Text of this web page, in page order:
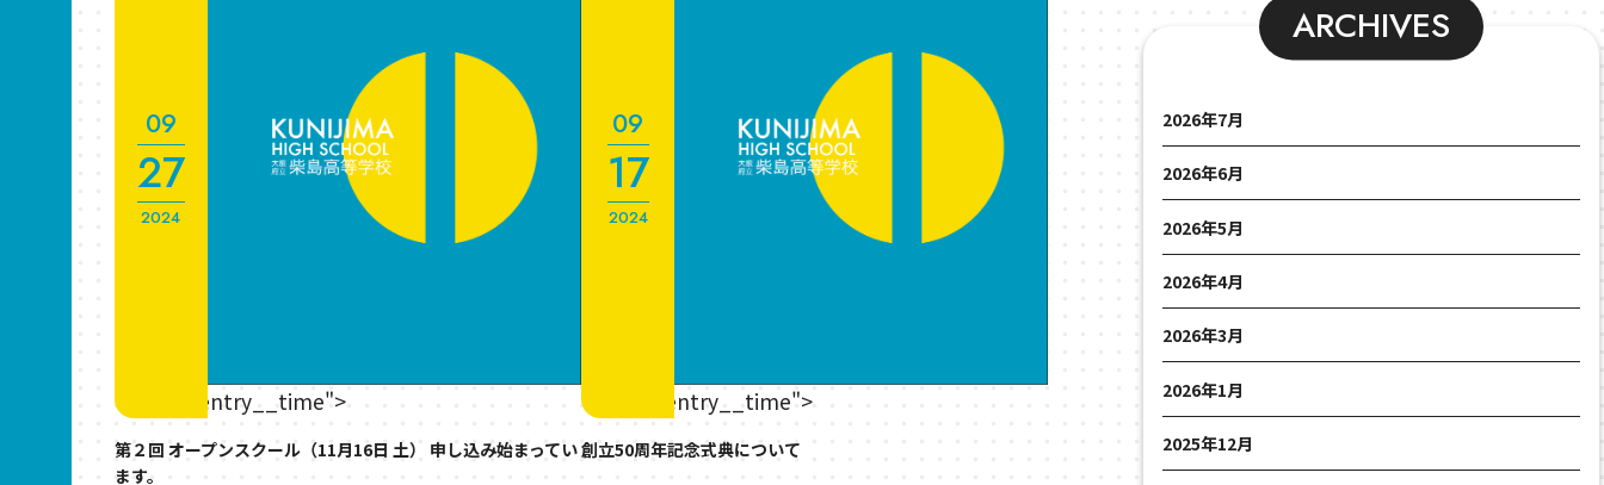
2024
09
27
" class="entry__time">
第２回 オープンスクール（11月16日 土） 申し込み始まってい
ます。
2024
09
17
" class="entry__time">
創立50周年記念式典について
ARCHIVES
2026年7月
2026年6月
2026年5月
2026年4月
2026年3月
2026年1月
2025年12月